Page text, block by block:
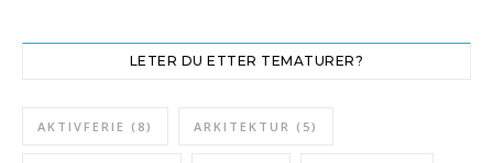
LETER DU ETTER TEMATURER?
AKTIVFERIE (8) ARKITEKTUR (5)